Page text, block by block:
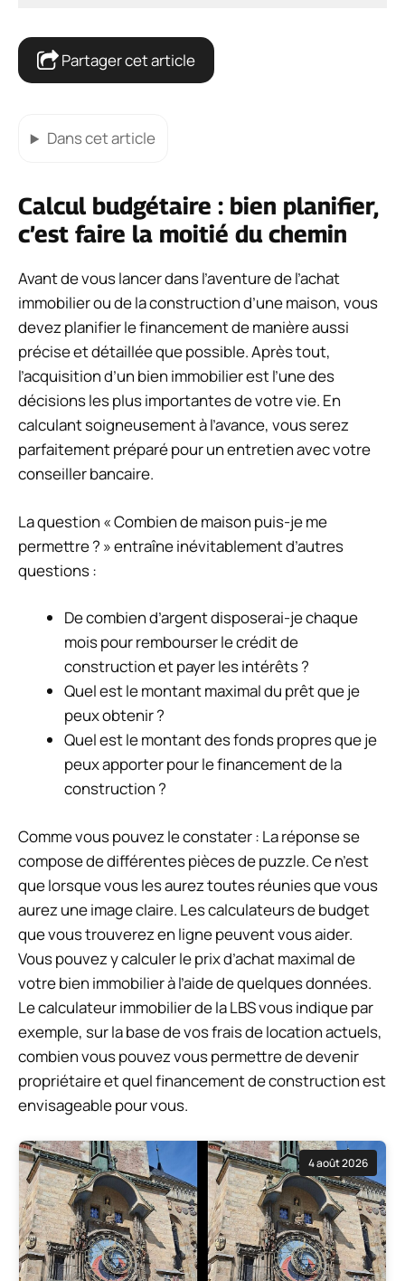
Partager cet article
Dans cet article
Calcul budgétaire : bien planifier,
c’est faire la moitié du chemin
Avant de vous lancer dans l’aventure de l’achat
immobilier ou de la construction d’une maison, vous
devez planifier le financement de manière aussi
précise et détaillée que possible. Après tout,
l’acquisition d’un bien immobilier est l’une des
décisions les plus importantes de votre vie. En
calculant soigneusement à l’avance, vous serez
parfaitement préparé pour un entretien avec votre
conseiller bancaire.
La question « Combien de maison puis-je me
permettre ? » entraîne inévitablement d’autres
questions :
De combien d’argent disposerai-je chaque
mois pour rembourser le crédit de
construction et payer les intérêts ?
Quel est le montant maximal du prêt que je
peux obtenir ?
Quel est le montant des fonds propres que je
peux apporter pour le financement de la
construction ?
Comme vous pouvez le constater : La réponse se
compose de différentes pièces de puzzle. Ce n’est
que lorsque vous les aurez toutes réunies que vous
aurez une image claire. Les calculateurs de budget
que vous trouverez en ligne peuvent vous aider.
Vous pouvez y calculer le prix d’achat maximal de
votre bien immobilier à l’aide de quelques données.
Le calculateur immobilier de la LBS vous indique par
exemple, sur la base de vos frais de location actuels,
combien vous pouvez vous permettre de devenir
propriétaire et quel financement de construction est
envisageable pour vous.
4 août 2026